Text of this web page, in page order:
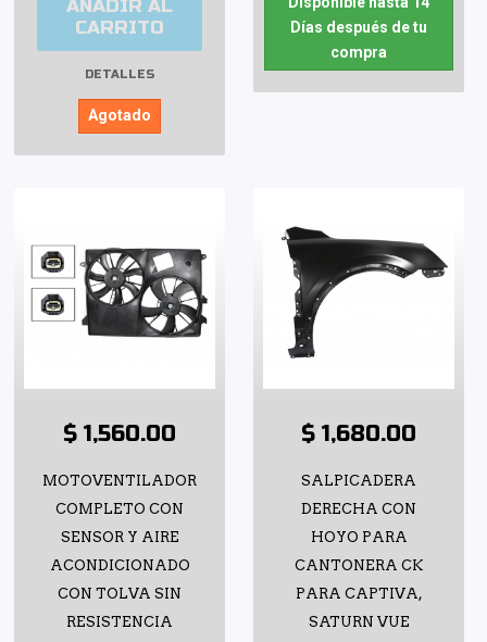
AÑADIR AL
CARRITO
DETALLES
Agotado
Días después de tu
compra
$ 1,560.00
MOTOVENTILADOR
COMPLETO CON
SENSOR Y AIRE
ACONDICIONADO
CON TOLVA SIN
RESISTENCIA
$ 1,680.00
SALPICADERA
DERECHA CON
HOYO PARA
CANTONERA CK
PARA CAPTIVA,
SATURN VUE